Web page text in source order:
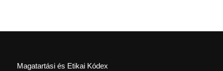
Magatartási és Etikai Kódex